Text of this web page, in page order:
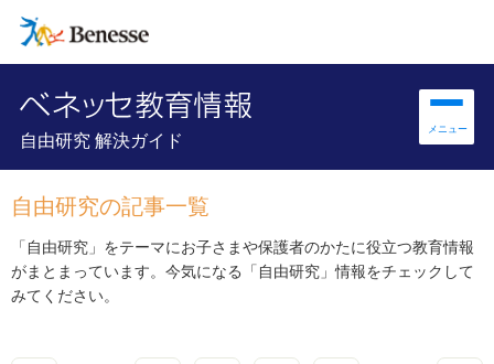
自由研究 解決ガイド
自由研究の記事一覧
「自由研究」をテーマにお子さまや保護者のかたに役立つ教育情報
がまとまっています。今気になる「自由研究」情報をチェックして
みてください。